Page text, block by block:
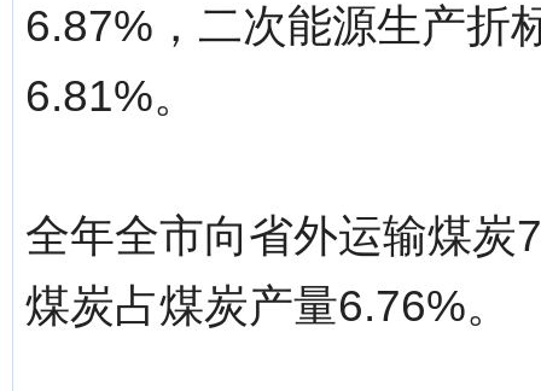
6.87%，二次能源生产折
6.81%。
全年全市向省外运输煤炭
煤炭占煤炭产量6.76%。